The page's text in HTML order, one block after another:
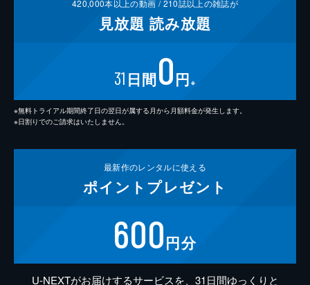
420,000本以上の動画 /210誌以上の雑誌が
見放題 読み放題
31 日間0円 ※
※無料トライアル期間終了日の翌日が属する月から月額料金が発生します。
※日割りでのご請求はいたしません。
最新作のレンタルに使える
ポイント プレゼント
600円分
U-NEXTがお届けするサービスを、31日間ゆっくりと